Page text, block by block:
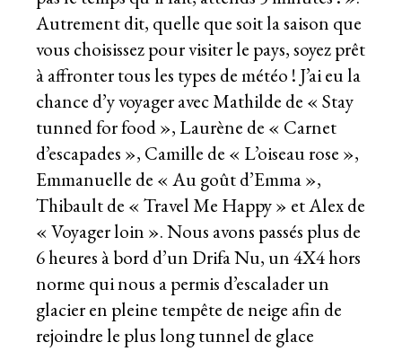
Autrement dit, quelle que soit la saison que
vous choisissez pour visiter le pays, soyez prêt
à affronter tous les types de météo ! J’ai eu la
chance d’y voyager avec Mathilde de « Stay
tunned for food », Laurène de « Carnet
d’escapades », Camille de « L’oiseau rose »,
Emmanuelle de « Au goût d’Emma »,
Thibault de « Travel Me Happy » et Alex de
« Voyager loin ». Nous avons passés plus de
6 heures à bord d’un Drifa Nu, un 4X4 hors
norme qui nous a permis d’escalader un
glacier en pleine tempête de neige afin de
rejoindre le plus long tunnel de glace